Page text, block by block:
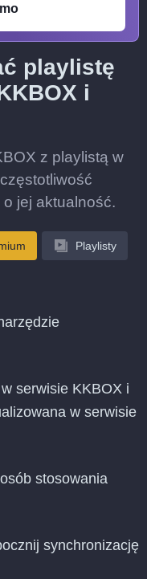
playlistę
i
z playlistą w
jej aktualność.
Playlisty
serwisie KKBOX i
w serwisie
stosowania
synchronizację